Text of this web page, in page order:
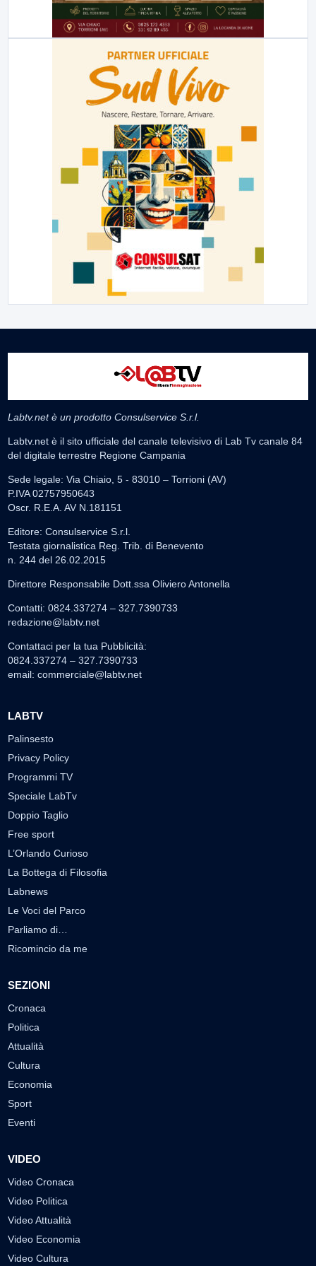
Labtv.net è un prodotto Consulservice S.r.l.
Labtv.net è il sito ufficiale del canale televisivo di Lab Tv canale 84
del digitale terrestre Regione Campania
Sede legale: Via Chiaio, 5 - 83010 – Torrioni (AV)
P.IVA 02757950643
Oscr. R.E.A. AV N.181151
Editore: Consulservice S.r.l.
Testata giornalistica Reg. Trib. di Benevento
n. 244 del 26.02.2015
Direttore Responsabile Dott.ssa Oliviero Antonella
Contatti: 0824.337274 – 327.7390733
redazione@labtv.net
Contattaci per la tua Pubblicità:
0824.337274 – 327.7390733
email: commerciale@labtv.net
LABTV
Palinsesto
Privacy Policy
Programmi TV
Speciale LabTv
Doppio Taglio
Free sport
L’Orlando Curioso
La Bottega di Filosofia
Labnews
Le Voci del Parco
Parliamo di…
Ricomincio da me
SEZIONI
Cronaca
Politica
Attualità
Cultura
Economia
Sport
Eventi
VIDEO
Video Cronaca
Video Politica
Video Attualità
Video Economia
Video Cultura